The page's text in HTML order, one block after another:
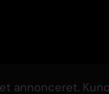
annonceret.